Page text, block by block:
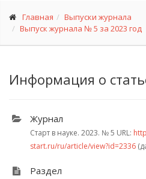
Главная
Выпуски журнала
Выпуск журнала № 5 за 2023 год
Информация о
Журнал
Старт в науке. 2023. № 5 URL:
start.ru/ru/article/view?id=2336
Раздел